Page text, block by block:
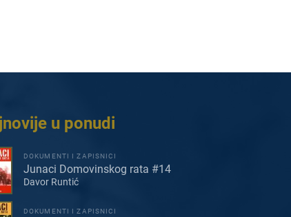
u ponudi
DOKUMENTI I ZAPISNICI
Junaci Domovinskog rata #14
Davor Runtić
DOKUMENTI I ZAPISNICI